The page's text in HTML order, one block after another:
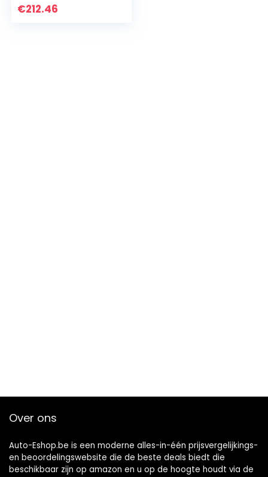
bevestiging –
€212.46
Over ons
Auto-Eshop.be is een moderne alles-in-één prijsvergelijkings-
en beoordelingswebsite die de beste deals biedt die
beschikbaar zijn op amazon en u op de hoogte houdt via de